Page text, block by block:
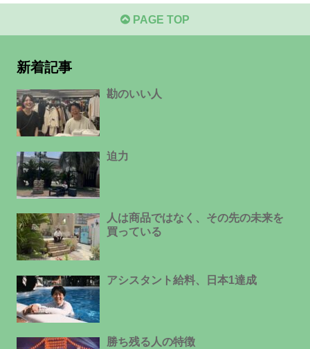
PAGE TOP
新着記事
勘のいい人
迫力
人は商品ではなく、その先の未来を
買っている
アシスタント給料、日本1達成
勝ち残る人の特徴